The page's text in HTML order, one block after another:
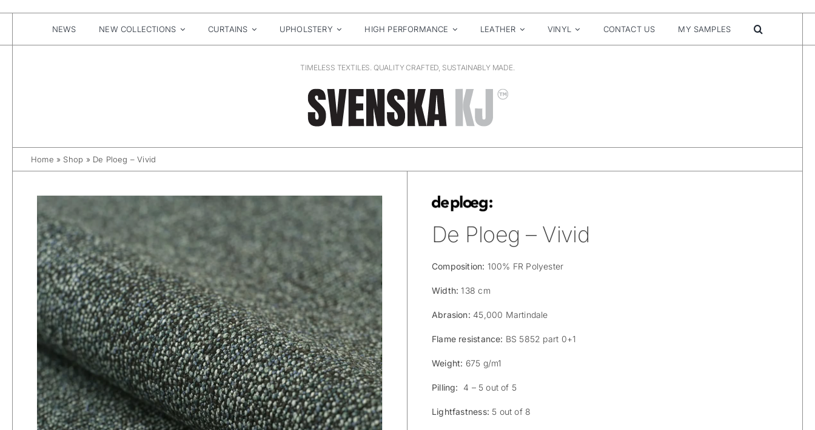
NEWS NEW COLLECTIONS CURTAINS UPHOLSTERY HIGH PERFORMANCE LEATHER VINYL CONTACT US MY SAMPLES
TIMELESS TEXTILES. QUALITY CRAFTED, SUSTAINABLY MADE.
Home » Shop » De Ploeg – Vivid
De Ploeg – Vivid
Composition: 100% FR Polyester
Width: 138 cm
Abrasion: 45,000 Martindale
Flame resistance: BS 5852 part 0+1
Weight: 675 g/m1
Pilling: 4 – 5 out of 5
Lightfastness: 5 out of 8